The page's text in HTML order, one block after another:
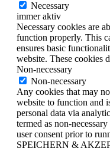
Necessary
immer aktiv
Necessary cookies are
function properly. This
ensures basic
website. These cookies
Non-necessary
Non-necessary
Any cookies that may
website to function and
personal data via
termed as non-
user consent prior to
SPEICHERN &